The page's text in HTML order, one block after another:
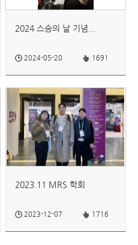
2024 스승의 날 기념...
2024-05-20 1691
2023.11 MRS 학회
2023-12-07 1716